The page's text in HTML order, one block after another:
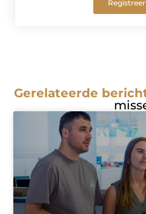
Gerelateerde